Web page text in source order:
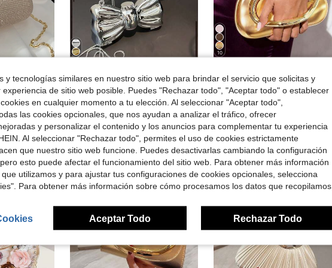
4.72
Perla, Cadena De Metal, Decoración De Cristal Para Fiestas, Chicas, Mujeres, Perfecto Para Fiestas, Bodas, Promoción, Cena/banquete
en Clutch Bling Monedero
-4% Bolso de noche en forma de lazo, bolso de hombro/cruzado y monedero para mujer, adecuado para fiestas y citas, estuche decorativo para auriculares, accesorio de moda
#4 Más vendidos en Arco Bolsos De Noche Para Mujer
$5.38 300+ vendidos
10
Local -56% 1 pieza Bolso de mano estilo caja de metal vintage,bolso de noche,bolso para fiesta formal,bolso para vestido de gala,bolso para fiesta de baile,bolso de boda dorado,bolso de novia,bolso de
$11.70
300+ vendidos
Envío Rápido
y tecnologías similares en nuestro sitio web para brindar el servicio que solicitas y
de sitio web posible. Puedes "Rechazar todo", "Aceptar todo" o establecer
en cualquier momento a tu elección. Al seleccionar "Aceptar todo",
las cookies opcionales, que nos ayudan a analizar el tráfico, ofrecer
y personalizar el contenido y los anuncios para complementar tu experiencia
Al seleccionar "Rechazar todo", permites el uso de cookies estrictamente
que nuestro sitio web funcione. Puedes desactivarlas cambiando la configuración
esto puede afectar el funcionamiento del sitio web. Para obtener más información
utilizamos y para ajustar tus configuraciones de cookies opcionales, selecciona
Para obtener más información sobre cómo procesamos los datos que recopilamos,
Aceptar Todo Rechazar Todo